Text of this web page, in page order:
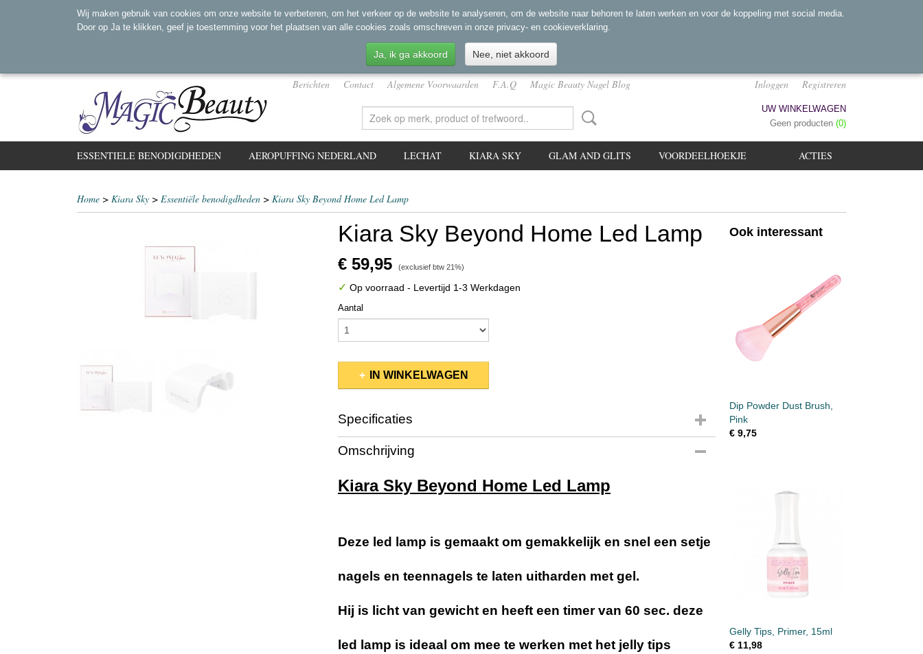
Berichten Contact Algemene Voorwaarden F.A.Q Magic Beauty Nagel Blog Inloggen Registreren
UW WINKELWAGEN
Geen producten (0)
ACTIES
ESSENTIELE BENODIGDHEDEN AEROPUFFING NEDERLAND LECHAT KIARA SKY GLAM AND GLITS VOORDEELHOEKJE
Home > Kiara Sky > Essentiële benodigdheden > Kiara Sky Beyond Home Led Lamp
Kiara Sky Beyond Home Led Lamp
€ 59,95 (exclusief btw 21%)
✓ Op voorraad - Levertijd 1-3 Werkdagen
Aantal
IN WINKELWAGEN
Specificaties
EAN code
Omschrijving
Kiara Sky Beyond Home Led Lamp
Deze led lamp is gemaakt om gemakkelijk en snel een setje
nagels en teennagels te laten uitharden met gel.
Hij is licht van gewicht en heeft een timer van 60 sec. deze
led lamp is ideaal om mee te werken met het jelly tips
Ook interessant
Dip Powder Dust Brush,
Pink
€ 9,75
Gelly Tips, Primer, 15ml
€ 11,98
Wij maken gebruik van cookies om onze website te verbeteren, om het verkeer op de website te analyseren, om de website naar behoren te laten werken en voor de koppeling met social media.
Door op Ja te klikken, geef je toestemming voor het plaatsen van alle cookies zoals omschreven in onze privacy- en cookieverklaring.
Ja, ik ga akkoord Nee, niet akkoord